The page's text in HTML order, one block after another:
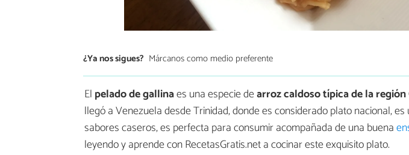
¿Ya nos sigues? Márcanos como medio preferente
El pelado de gallinaes una especie dearroz caldoso típica de la región
llegó a Venezuela desde Trinidad, donde es considerado plato nacional,
sabores caseros, es perfecta para consumir acompañada de una buena
leyendo y aprende con RecetasGratis.net a cocinar este exquisito plato.